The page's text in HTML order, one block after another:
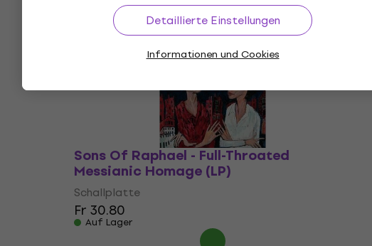
Detaillierte Einstellungen
Informationen und Cookies
Sons Of Raphael - Full-Throated
Messianic Homage (LP)
Schallplatte
Fr 30.80
Auf Lager